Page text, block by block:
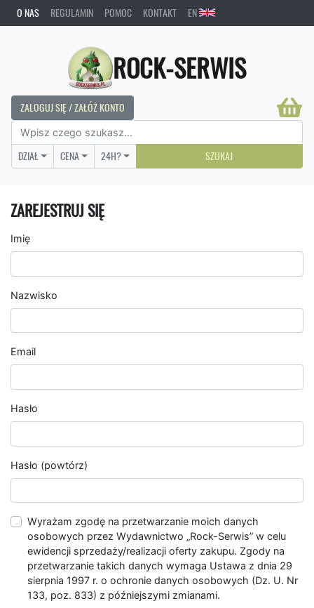
O NAS REGULAMIN POMOC KONTAKT EN
ROCK-SERWIS
ZALOGUJ SIĘ / ZAŁÓŻ KONTO
DZIAŁ CENA 24H? SZUKAJ
ZAREJESTRUJ SIĘ
Imię
Nazwisko
Email
Hasło
Hasło (powtórz)
Wyrażam zgodę na przetwarzanie moich danych
osobowych przez Wydawnictwo „Rock-Serwis” w celu
ewidencji sprzedaży/realizacji oferty zakupu. Zgody na
przetwarzanie takich danych wymaga Ustawa z dnia 29
sierpnia 1997 r. o ochronie danych osobowych (Dz. U. Nr
133, poz. 833) z późniejszymi zmianami.